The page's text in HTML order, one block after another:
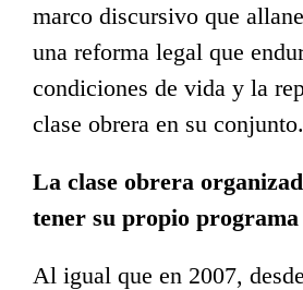
marco discursivo que
una reforma legal que
condiciones de vida y la
clase obrera en su conjunto.
La clase obrera
tener su propio programa
Al igual que en 2007,